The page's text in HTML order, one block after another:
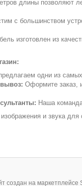
длины позволяют
с большинством
изготовлен из
одни из
Оформите заказ,
Наша
изображения и звука
создан на маркетплейсе